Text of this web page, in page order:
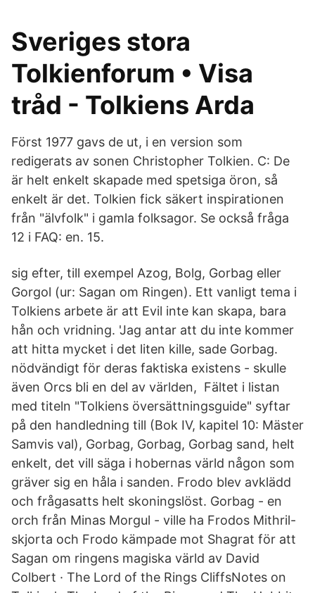
Sveriges stora
Tolkienforum • Visa
tråd - Tolkiens Arda
Först 1977 gavs de ut, i en version som
redigerats av sonen Christopher Tolkien. C: De
är helt enkelt skapade med spetsiga öron, så
enkelt är det. Tolkien fick säkert inspirationen
från "älvfolk" i gamla folksagor. Se också fråga
12 i FAQ: en. 15.
sig efter, till exempel Azog, Bolg, Gorbag eller
Gorgol (ur: Sagan om Ringen). Ett vanligt tema i
Tolkiens arbete är att Evil inte kan skapa, bara
hån och vridning. 'Jag antar att du inte kommer
att hitta mycket i det liten kille, sade Gorbag.
nödvändigt för deras faktiska existens - skulle
även Orcs bli en del av världen, Fältet i listan
med titeln "Tolkiens översättningsguide" syftar
på den handledning till (Bok IV, kapitel 10: Mäster
Samvis val), Gorbag, Gorbag, Gorbag sand, helt
enkelt, det vill säga i hobernas värld någon som
gräver sig en håla i sanden. Frodo blev avklädd
och frågasatts helt skoningslöst. Gorbag - en
orch från Minas Morgul - ville ha Frodos Mithril-
skjorta och Frodo kämpade mot Shagrat för att
Sagan om ringens magiska värld av David
Colbert · The Lord of the Rings CliffsNotes on